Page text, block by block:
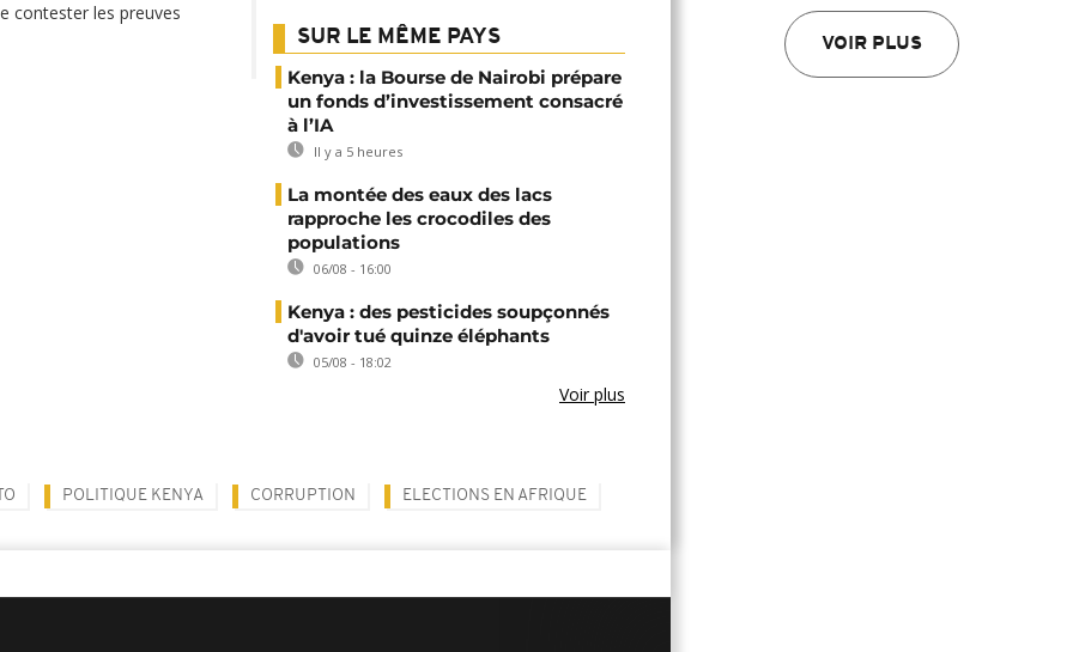
VOIR PLUS
contester les preuves
SUR LE MÊME PAYS
Kenya : la Bourse de Nairobi prépare
un fonds d’investissement consacré
à l’IA
Il y a 5 heures
La montée des eaux des lacs
rapproche les crocodiles des
populations
06/08 - 16:00
Kenya : des pesticides soupçonnés
d'avoir tué quinze éléphants
05/08 - 18:02
Voir plus
POLITIQUE KENYA CORRUPTION ELECTIONS EN AFRIQUE